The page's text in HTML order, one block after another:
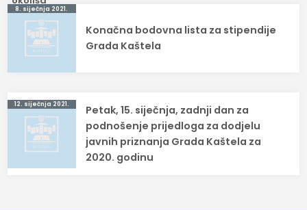
Navigacija
objava
8. siječnja 2021.
Konačna bodovna lista za stipendije
Grada Kaštela
12. siječnja 2021.
Petak, 15. siječnja, zadnji dan za
podnošenje prijedloga za dodjelu
javnih priznanja Grada Kaštela za
2020. godinu